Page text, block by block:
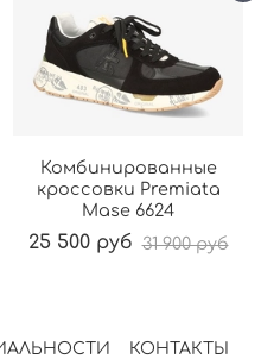
Комбинированные
кроссовки Premiata
Mase 6624
25 500 руб 31 900 руб
КОНТАКТЫ